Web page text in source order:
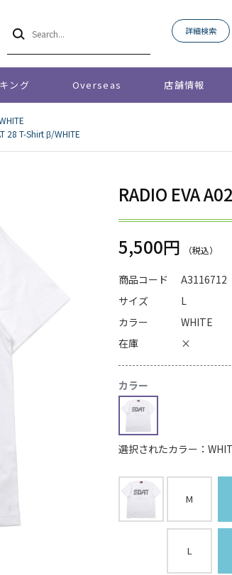
詳細検索
ング Overseas 店舗情報
28 T-Shirt β/WHITE
RADIO EVA
5,500円
商品コード
A3116712
サイズ
L
カラー
WHITE
在庫
×
カラー
選択されたカラー：
M
L